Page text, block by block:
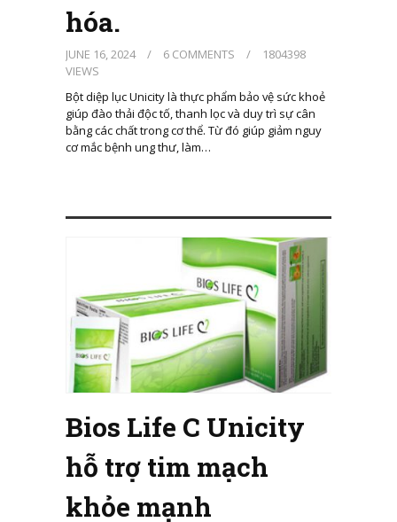
hóa.
JUNE 16, 2024 / 6 COMMENTS /
1804398
VIEWS
Bột diệp lục Unicity là thực phẩm bảo vệ sức khoẻ
giúp đào thải độc tố, thanh lọc và duy trì sự cân
bằng các chất trong cơ thể. Từ đó giúp giảm nguy
cơ mắc bệnh ung thư, làm…
Bios Life C Unicity
hỗ trợ tim mạch
khỏe mạnh